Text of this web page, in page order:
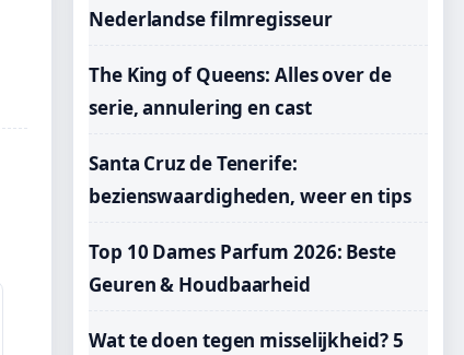
Nederlandse filmregisseur
The King of Queens: Alles over de
serie, annulering en cast
Santa Cruz de Tenerife:
bezienswaardigheden, weer en tips
Top 10 Dames Parfum 2026: Beste
Geuren & Houdbaarheid
Wat te doen tegen misselijkheid? 5